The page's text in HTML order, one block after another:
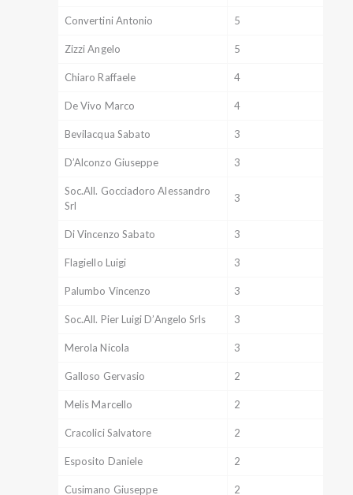
Convertini Antonio 5
Zizzi Angelo 5
Chiaro Raffaele 4
De Vivo Marco 4
Bevilacqua Sabato 3
D’Alconzo Giuseppe 3
Soc.All. Gocciadoro Alessandro
Srl
3
Di Vincenzo Sabato 3
Flagiello Luigi 3
Palumbo Vincenzo 3
Soc.All. Pier Luigi D’Angelo Srls 3
Merola Nicola 3
Galloso Gervasio 2
Melis Marcello 2
Cracolici Salvatore 2
Esposito Daniele 2
Cusimano Giuseppe 2